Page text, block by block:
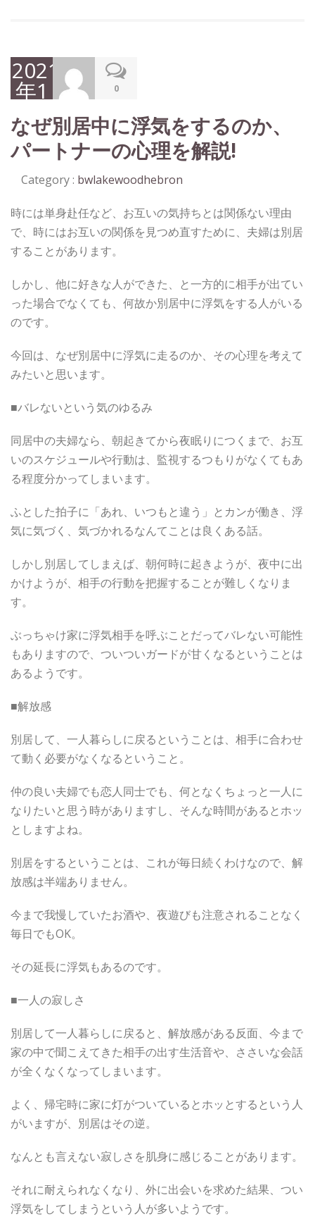
2021
年1
月8
日
0
なぜ別居中に浮気をするのか、
パートナーの心理を解説!
Category : bwlakewoodhebron
時には単身赴任など、お互いの気持ちとは関係ない理由
で、時にはお互いの関係を見つめ直すために、夫婦は別居
することがあります。
しかし、他に好きな人ができた、と一方的に相手が出てい
った場合でなくても、何故か別居中に浮気をする人がいる
のです。
今回は、なぜ別居中に浮気に走るのか、その心理を考えて
みたいと思います。
■バレないという気のゆるみ
同居中の夫婦なら、朝起きてから夜眠りにつくまで、お互
いのスケジュールや行動は、監視するつもりがなくてもあ
る程度分かってしまいます。
ふとした拍子に「あれ、いつもと違う」とカンが働き、浮
気に気づく、気づかれるなんてことは良くある話。
しかし別居してしまえば、朝何時に起きようが、夜中に出
かけようが、相手の行動を把握することが難しくなりま
す。
ぶっちゃけ家に浮気相手を呼ぶことだってバレない可能性
もありますので、ついついガードが甘くなるということは
あるようです。
■解放感
別居して、一人暮らしに戻るということは、相手に合わせ
て動く必要がなくなるということ。
仲の良い夫婦でも恋人同士でも、何となくちょっと一人に
なりたいと思う時がありますし、そんな時間があるとホッ
としますよね。
別居をするということは、これが毎日続くわけなので、解
放感は半端ありません。
今まで我慢していたお酒や、夜遊びも注意されることなく
毎日でもOK。
その延長に浮気もあるのです。
■一人の寂しさ
別居して一人暮らしに戻ると、解放感がある反面、今まで
家の中で聞こえてきた相手の出す生活音や、ささいな会話
が全くなくなってしまいます。
よく、帰宅時に家に灯がついているとホッとするという人
がいますが、別居はその逆。
なんとも言えない寂しさを肌身に感じることがあります。
それに耐えられなくなり、外に出会いを求めた結果、つい
浮気をしてしまうという人が多いようです。